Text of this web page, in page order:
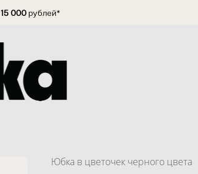
15 000рублей*
Юбка в цветочек черного цвета